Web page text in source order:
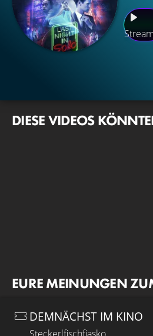
DIESE VIDEOS
EURE MEINUNGEN
DEMNÄCHST IM KINO